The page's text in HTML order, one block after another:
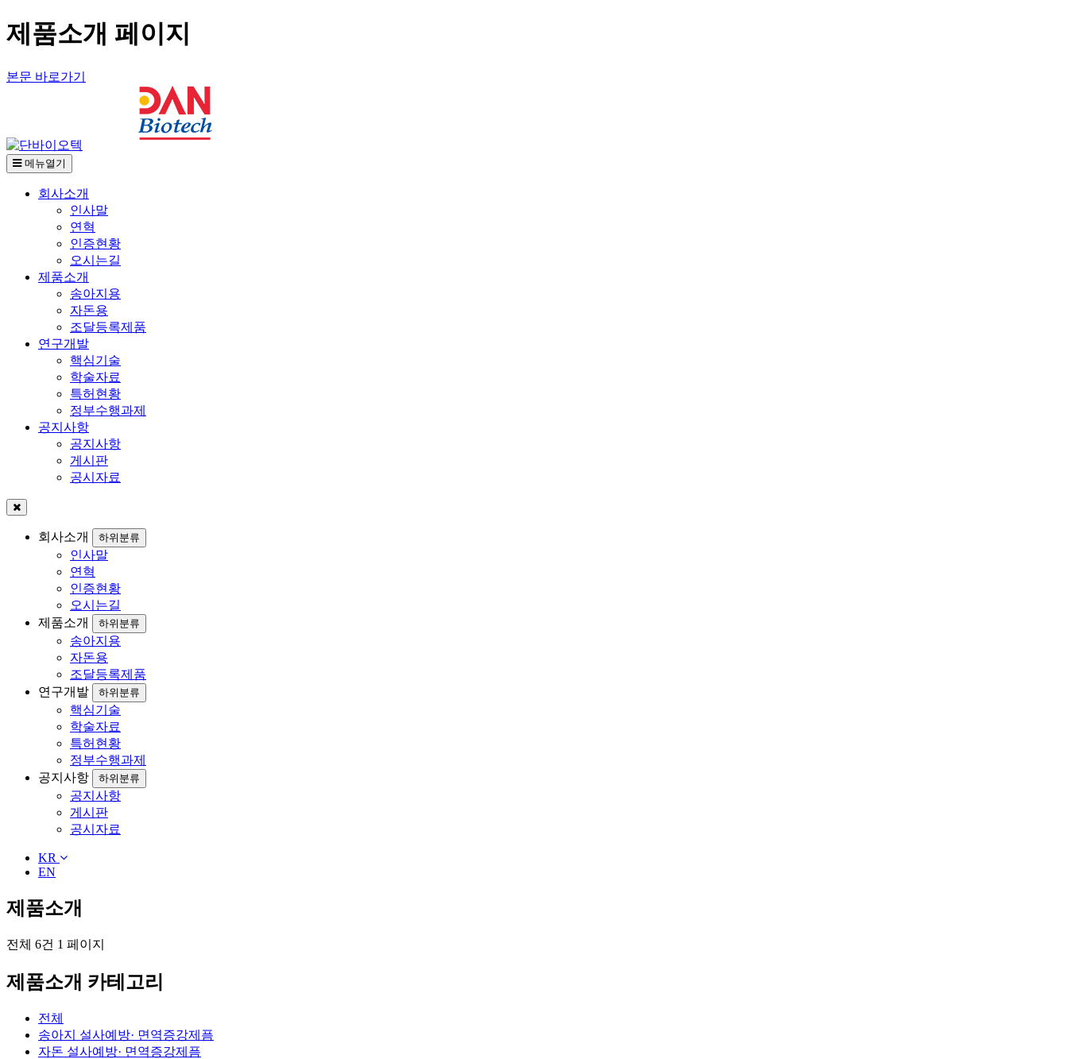
제품소개 페이지
본문 바로가기
메뉴열기
회사소개
인사말
연혁
인증현황
오시는길
제품소개
송아지용
자돈용
조달등록제품
연구개발
핵심기술
학술자료
특허현황
정부수행과제
공지사항
공지사항
게시판
공시자료
회사소개 하위분류
인사말
연혁
인증현황
오시는길
제품소개
하위분류
송아지용
자돈용
조달등록제품
연구개발
하위분류
핵심기술
학술자료
특허현황
정부수행과제
공지사항
하위분류
공지사항
게시판
공시자료
KR
EN
제품소개
전체 6건 1 페이지
제품소개 카테고리
전체
송아지 설사예방· 면역증강제픔
자돈 설사예방· 면역증강제픔